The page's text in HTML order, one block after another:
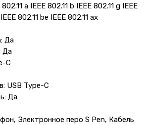
a IEEE 802.11 b IEEE 802.11 g IEEE
802.11 be IEEE 802.11 ax
Да
Да
C
USB Type-C
Да
Электронное перо S Pen, Кабель
Услуги
Оплата и доставка